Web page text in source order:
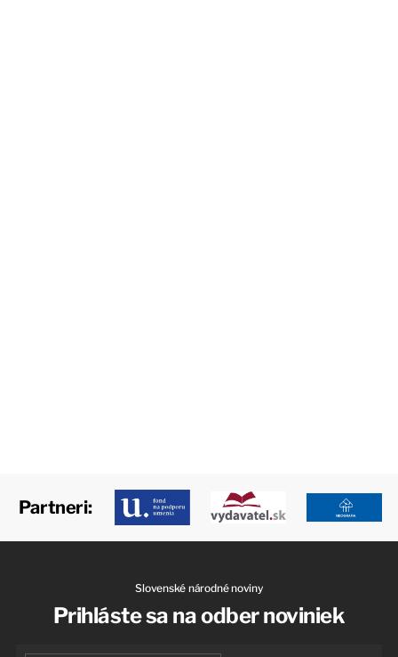
Partneri:
Slovenské národné noviny
Prihláste sa na odber noviniek